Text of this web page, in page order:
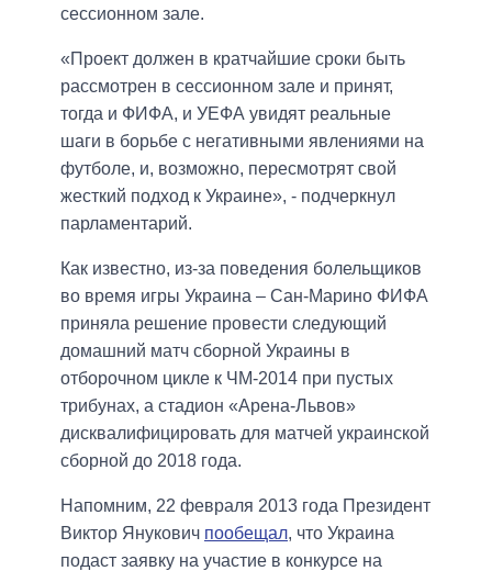
сессионном зале.
«Проект должен в кратчайшие сроки быть
рассмотрен в сессионном зале и принят,
тогда и ФИФА, и УЕФА увидят реальные
шаги в борьбе с негативными явлениями на
футболе, и, возможно, пересмотрят свой
жесткий подход к Украине», - подчеркнул
парламентарий.
Как известно, из-за поведения болельщиков
во время игры Украина – Сан-Марино ФИФА
приняла решение провести следующий
домашний матч сборной Украины в
отборочном цикле к ЧМ-2014 при пустых
трибунах, а стадион «Арена-Львов»
дисквалифицировать для матчей украинской
сборной до 2018 года.
Напомним, 22 февраля 2013 года Президент
Виктор Янукович пообещал, что Украина
подаст заявку на участие в конкурсе на